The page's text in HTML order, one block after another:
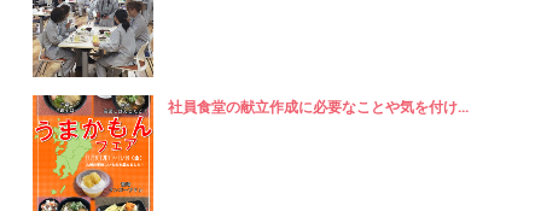
社員食堂の献立作成に必要なことや気を付け...